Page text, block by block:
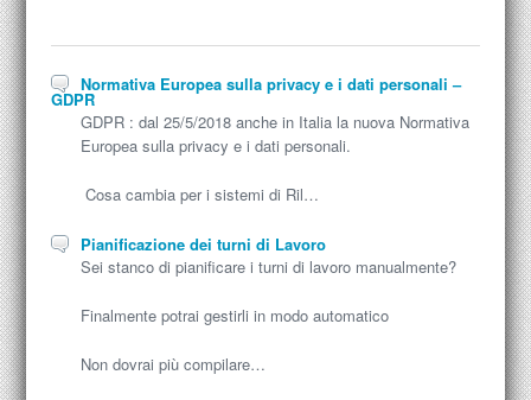
Normativa Europea sulla privacy e i dati personali –
GDPR
GDPR : dal 25/5/2018 anche in Italia la nuova Normativa
Europea sulla privacy e i dati personali.
Cosa cambia per i sistemi di Ril…
Pianificazione dei turni di Lavoro
Sei stanco di pianificare i turni di lavoro manualmente?
Finalmente potrai gestirli in modo automatico
Non dovrai più compilare…